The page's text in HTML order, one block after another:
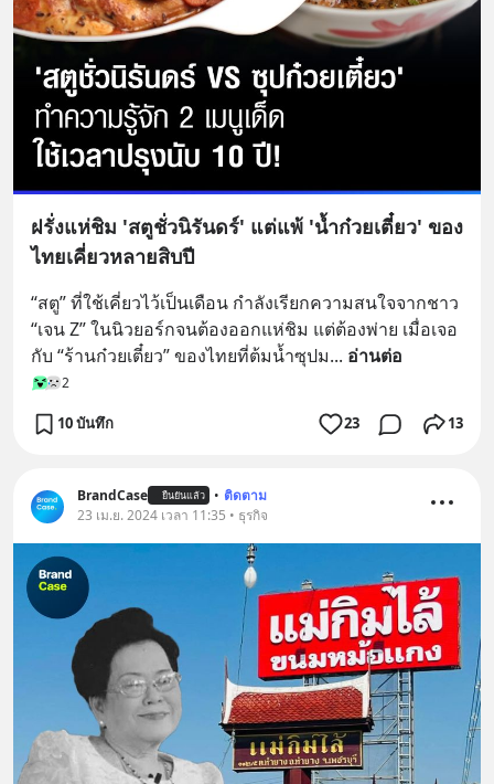
ฝรั่งแห่ชิม 'สตูชั่วนิรันดร์' แต่แพ้ 'น้ำก๋วยเตี๋ยว' ของ
ไทยเคี่ยวหลายสิบปี
“สตู” ที่ใช้เคี่ยวไว้เป็นเดือน กำลังเรียกความสนใจจากชาว
“เจน Z” ในนิวยอร์กจนต้องออกแห่ชิม แต่ต้องพ่าย เมื่อเจอ
กับ “ร้านก๋วยเตี๋ยว” ของไทยที่ต้มน้ำซุปม... อ่านต่อ
2
10 บันทึก 23 13
BrandCase ยืนยันแล้ว • ติดตาม
23 เม.ย. 2024 เวลา 11:35 • ธุรกิจ